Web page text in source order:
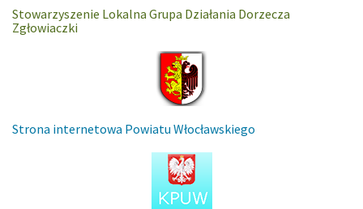
Stowarzyszenie Lokalna Grupa Działania Dorzecza
Zgłowiaczki
Strona internetowa Powiatu Włocławskiego